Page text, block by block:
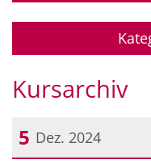
Kursarchiv
5 Dez. 2024